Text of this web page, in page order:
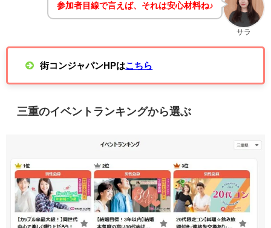
サラ
参加者目線で言えば、それは安心材料ね♪
街コンジャパンHPはこちら
三重のイベントランキングから選ぶ